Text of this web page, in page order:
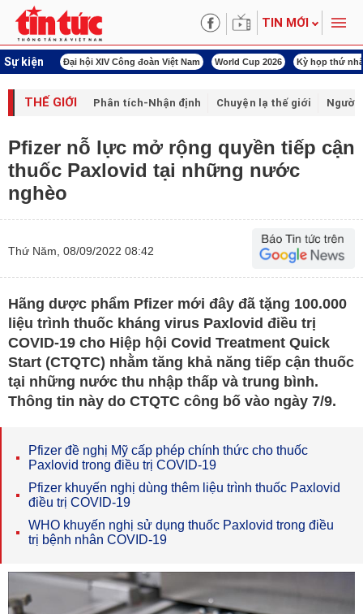
TIN MỚI
Sự kiện
ngày đêm Đại hội XIV Công đoàn Việt Nam World Cup 2026 Kỳ họp thứ
THẾ GIỚI Phân tích-Nhận định Chuyện lạ thế giới Người
Pfizer nỗ lực mở rộng quyền tiếp cận
thuốc Paxlovid tại những nước
nghèo
Thứ Năm, 08/09/2022 08:42
Hãng dược phẩm Pfizer mới đây đã tặng 100.000
liệu trình thuốc kháng virus Paxlovid điều trị
COVID-19 cho Hiệp hội Covid Treatment Quick
Start (CTQTC) nhằm tăng khả năng tiếp cận thuốc
tại những nước thu nhập thấp và trung bình.
Thông tin này do CTQTC công bố vào ngày 7/9.
Pfizer đề nghị Mỹ cấp phép chính thức cho thuốc
Paxlovid trong điều trị COVID-19
Pfizer khuyến nghị dùng thêm liệu trình thuốc Paxlovid
điều trị COVID-19
WHO khuyến nghị sử dụng thuốc Paxlovid trong điều
trị bệnh nhân COVID-19